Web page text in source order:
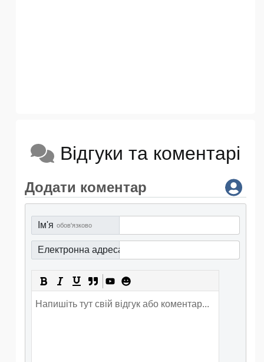
Відгуки та коментарі
Додати коментар
Ім'я обов'язково
Електронна адреса